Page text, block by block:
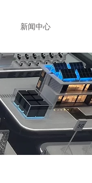
新闻中心